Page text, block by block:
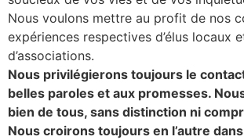
Nous voulons mettre au profit de nos
expériences respectives d’élus locaux
d’associations.
Nous privilégierons toujours le
belles paroles et aux promesses.
bien de tous, sans distinction ni
Nous croirons toujours en l’autre dans